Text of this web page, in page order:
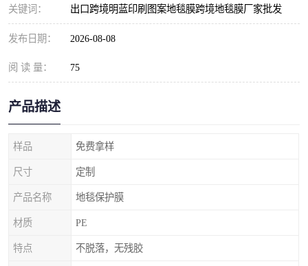
关键词： 出口跨境明蓝印刷图案地毯膜跨境地毯膜厂家批发
发布日期： 2026-08-08
阅 读 量： 75
产品描述
样品 免费拿样
尺寸 定制
产品名称 地毯保护膜
材质 PE
特点 不脱落，无残胶